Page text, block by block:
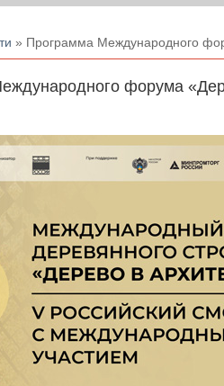
» Программа Международного
форума